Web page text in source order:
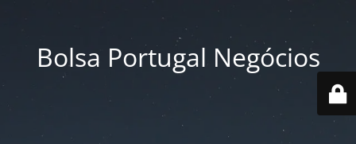
Bolsa Portugal Negócios